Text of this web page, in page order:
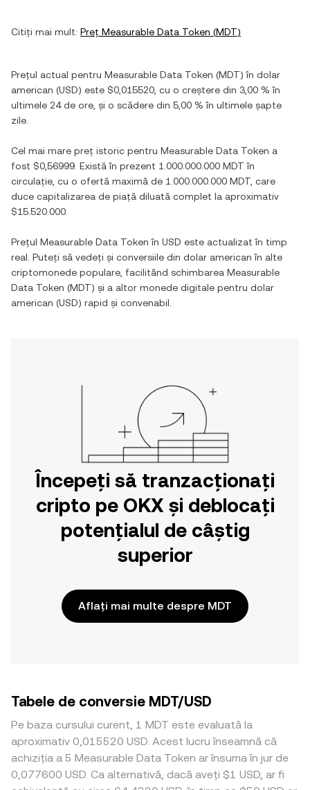
Citiți mai mult: Preț Measurable Data Token (MDT)
Prețul actual pentru Measurable Data Token (MDT) în dolar
american (USD) este $0,015520 , cu o creștere din 3,00 % în
ultimele 24 de ore, și o scădere din 5,00 % în ultimele șapte
zile.
Cel mai mare preț istoric pentru Measurable Data Token a
fost $0,56999 . Există în prezent 1.000.000.000 MDT în
circulație, cu o ofertă maximă de 1.000.000.000 MDT , care
duce capitalizarea de piață diluată complet la aproximativ
$15.520.000
Prețul Measurable Data Token în USD este actualizat în timp
real. Puteți să vedeți și conversiile din dolar american în alte
criptomonede populare, facilitând schimbarea Measurable
Data Token (MDT) și a altor monede digitale pentru dolar
american (USD) rapid și convenabil.
Începeți să tranzacționați
cripto pe OKX și deblocați
potențialul de câștig
superior
Aflați mai multe despre MDT
Tabele de conversie MDT/USD
Pe baza cursului curent, 1 MDT este evaluată la
aproximativ 0,015520 USD. Acest lucru înseamnă că
achiziția a 5 Measurable Data Token ar însuma în jur de
0,077600 USD. Ca alternativă, dacă aveți $1 USD, ar fi